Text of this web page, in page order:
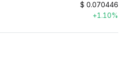
$ 0.070446
+1.10%